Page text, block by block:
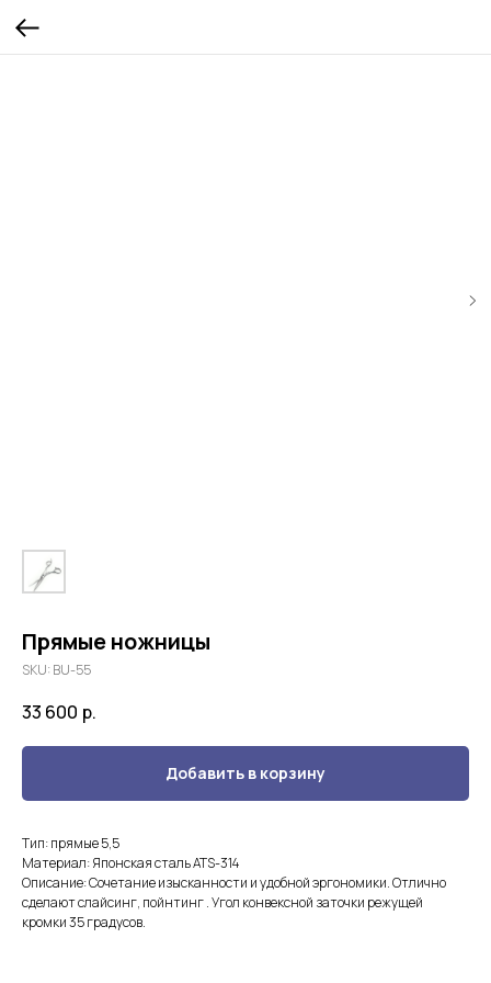
Прямые ножницы
SKU: BU-55
33 600 р.
Добавить в корзину
Тип: прямые 5,5
Материал: Японская сталь ATS-314
Описание: Сочетание изысканности и удобной эргономики. Отлично
сделают слайсинг, пойнтинг . Угол конвексной заточки режущей
кромки 35 градусов.